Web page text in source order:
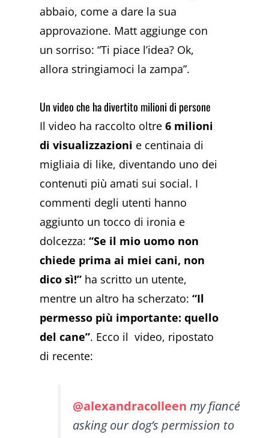
abbaio, come a dare la sua
approvazione. Matt aggiunge con
un sorriso: “Ti piace l’idea? Ok,
allora stringiamoci la zampa”.
Un video che ha divertito milioni di persone
Il video ha raccolto oltre6 milioni
di visualizzazioni e centinaia di
migliaia di like, diventando uno dei
contenuti più amati sui social. I
commenti degli utenti hanno
aggiunto un tocco di ironia e
dolcezza:“Se il mio uomo non
chiede prima ai miei cani, non
dico sì!” ha scritto un utente,
mentre un altro ha scherzato:“Il
permesso più importante: quello
del cane”. Ecco il video, ripostato
di recente:
@alexandracolleen my fiancé
asking our dog’s permission to